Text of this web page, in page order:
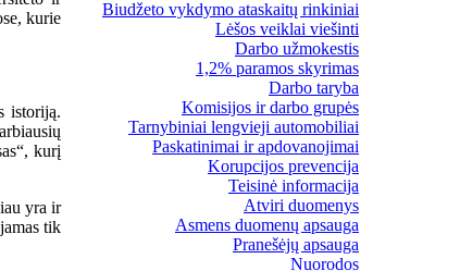
Biudžeto vykdymo ataskaitų rinkiniai
Lėšos veiklai viešinti
Darbo užmokestis
1,2% paramos skyrimas
Darbo taryba
Komisijos ir darbo grupės
Tarnybiniai lengvieji automobiliai
Paskatinimai ir apdovanojimai
Korupcijos prevencija
Teisinė informacija
Atviri duomenys
Asmens duomenų apsauga
Pranešėjų apsauga
Nuorodos
kurie
istoriją.
kurį
yra ir
tik